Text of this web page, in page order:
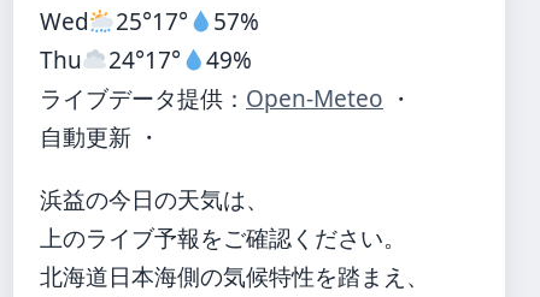
Wed
25°17°
57%
Thu
24°17°
49%
ライブデータ提供： Open-Meteo ・
自動更新 ・
浜益の今日の天気は、
上のライブ予報をご確認ください。
北海道日本海側の気候特性を踏まえ、